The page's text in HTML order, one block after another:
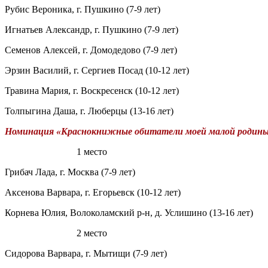
Рубис Вероника, г. Пушкино (7-9 лет)
Игнатьев Александр, г. Пушкино (7-9 лет)
Семенов Алексей, г. Домодедово (7-9 лет)
Эрзин Василий, г. Сергиев Посад (10-12 лет)
Травина Мария, г. Воскресенск (10-12 лет)
Толпыгина Даша, г. Люберцы (13-16 лет)
Номинация «Краснокнижные обитатели моей малой
1 место
Грибач Лада, г. Москва (7-9 лет)
Аксенова Варвара, г. Егорьевск (10-12 лет)
Корнева Юлия, Волоколамский р-н, д. Услишино (13-16 лет)
2 место
Сидорова Варвара, г. Мытищи (7-9 лет)